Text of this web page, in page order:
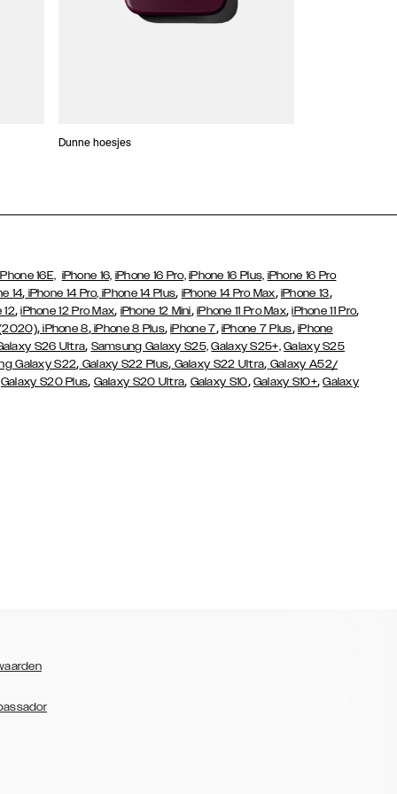
Dunne hoesjes
16E, iPhone 16, iPhone 16 Pro, iPhone 16 Plus, iPhone 16 Pro
14, iPhone 14 Pro, iPhone 14 Plus, iPhone 14 Pro Max, iPhone 13,
12,iPhone 12 Pro Max, iPhone 12 Mini, iPhone 11 Pro Max,iPhone 11 Pro,
,iPhone 8,iPhone 8 Plus,iPhone 7, iPhone 7 Plus, iPhone
S26 Ultra, Samsung Galaxy S25, Galaxy S25+, Galaxy S25
Galaxy S22, Galaxy S22 Plus, Galaxy S22 Ultra, Galaxy A52/
Galaxy S20 Plus, Galaxy S20 Ultra, Galaxy S10, Galaxy S10+,Galaxy